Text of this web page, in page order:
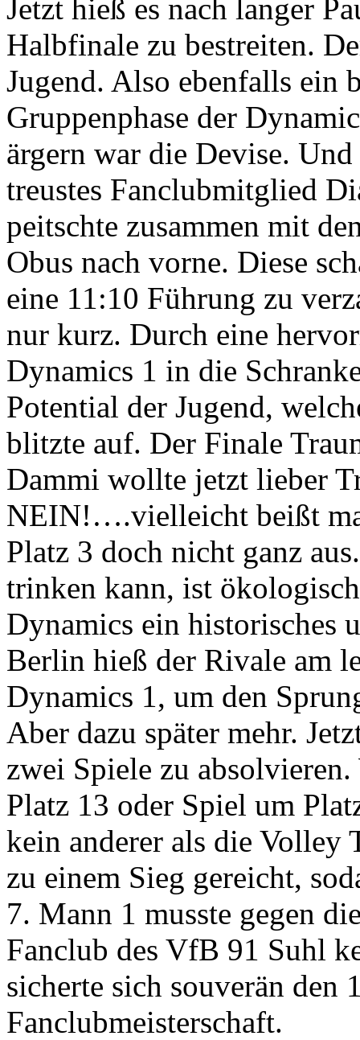
Jetzt hieß es nach langer
Halbfinale zu bestreiten.
Jugend. Also ebenfalls ein
Gruppenphase der
ärgern war die Devise.
treustes Fanclubmitglied
peitschte zusammen mit
Obus nach vorne. Diese
eine 11:10 Führung zu
nur kurz. Durch eine
Dynamics 1 in die
Potential der Jugend,
blitzte auf. Der Finale
Dammi wollte jetzt lieber
NEIN!….vielleicht beißt
Platz 3 doch nicht ganz
trinken kann, ist
Dynamics ein historisches
Berlin hieß der Rivale am
Dynamics 1, um den
Aber dazu später mehr.
zwei Spiele zu
Platz 13 oder Spiel um
kein anderer als die Volley
zu einem Sieg gereicht,
7. Mann 1 musste gegen
Fanclub des VfB 91 Suhl
sicherte sich souverän den
Fanclubmeisterschaft.